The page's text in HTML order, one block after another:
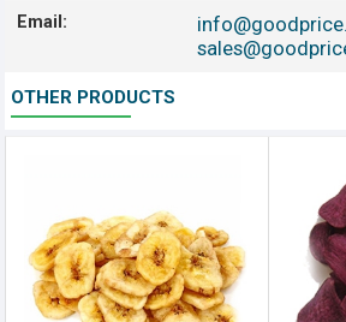
Email:
OTHER PRODUCTS